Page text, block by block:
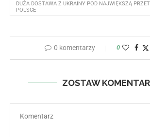
DUŻA DOSTAWA Z UKRAINY POD NAJWIĘKSZĄ
POLSCE
0 komentarzy 0
ZOSTAW